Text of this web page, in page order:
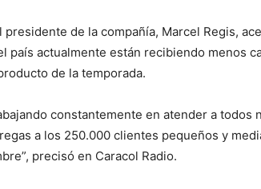
presidente de la compañía, Marcel Regis,
país actualmente están recibiendo menos
de la temporada.
constantemente en atender a
a los 250.000 clientes pequeños y
precisó en Caracol Radio.